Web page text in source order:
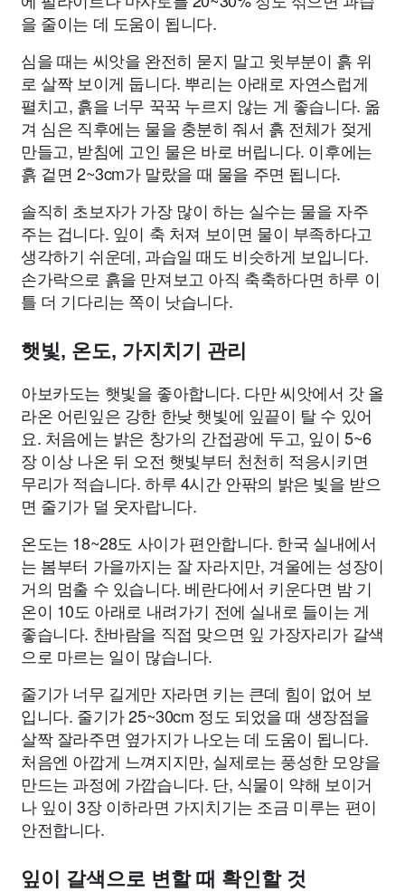
을 줄이는 데 도움이 됩니다.
심을 때는 씨앗을 완전히 묻지 말고 윗부분이 흙 위
로 살짝 보이게 둡니다. 뿌리는 아래로 자연스럽게
펼치고, 흙을 너무 꾹꾹 누르지 않는 게 좋습니다. 옮
겨 심은 직후에는 물을 충분히 줘서 흙 전체가 젖게
만들고, 받침에 고인 물은 바로 버립니다. 이후에는
흙 겉면 2~3cm가 말랐을 때 물을 주면 됩니다.
솔직히 초보자가 가장 많이 하는 실수는 물을 자주
주는 겁니다. 잎이 축 처져 보이면 물이 부족하다고
생각하기 쉬운데, 과습일 때도 비슷하게 보입니다.
손가락으로 흙을 만져보고 아직 축축하다면 하루 이
틀 더 기다리는 쪽이 낫습니다.
햇빛, 온도, 가지치기 관리
아보카도는 햇빛을 좋아합니다. 다만 씨앗에서 갓 올
라온 어린잎은 강한 한낮 햇빛에 잎끝이 탈 수 있어
요. 처음에는 밝은 창가의 간접광에 두고, 잎이 5~6
장 이상 나온 뒤 오전 햇빛부터 천천히 적응시키면
무리가 적습니다. 하루 4시간 안팎의 밝은 빛을 받으
면 줄기가 덜 웃자랍니다.
온도는 18~28도 사이가 편안합니다. 한국 실내에서
는 봄부터 가을까지는 잘 자라지만, 겨울에는 성장이
거의 멈출 수 있습니다. 베란다에서 키운다면 밤 기
온이 10도 아래로 내려가기 전에 실내로 들이는 게
좋습니다. 찬바람을 직접 맞으면 잎 가장자리가 갈색
으로 마르는 일이 많습니다.
줄기가 너무 길게만 자라면 키는 큰데 힘이 없어 보
입니다. 줄기가 25~30cm 정도 되었을 때 생장점을
살짝 잘라주면 옆가지가 나오는 데 도움이 됩니다.
처음엔 아깝게 느껴지지만, 실제로는 풍성한 모양을
만드는 과정에 가깝습니다. 단, 식물이 약해 보이거
나 잎이 3장 이하라면 가지치기는 조금 미루는 편이
안전합니다.
잎이 갈색으로 변할 때 확인할 것